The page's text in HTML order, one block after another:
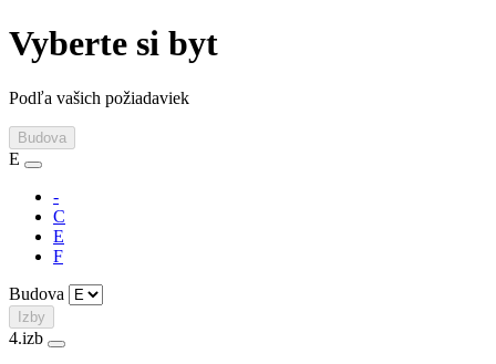
Vyberte si byt
Podľa vašich požiadaviek
Budova
E
-
C
E
F
Budova
Izby
4.izb